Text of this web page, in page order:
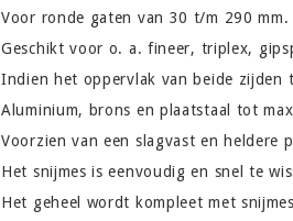
Voor ronde gaten van 30 t/m 290 mm.
Geschikt voor o. a. fineer, triplex,
Indien het oppervlak van beide zijden
Aluminium, brons en plaatstaal tot
Voorzien van een slagvast en heldere
Het snijmes is eenvoudig en snel te
Het geheel wordt kompleet met